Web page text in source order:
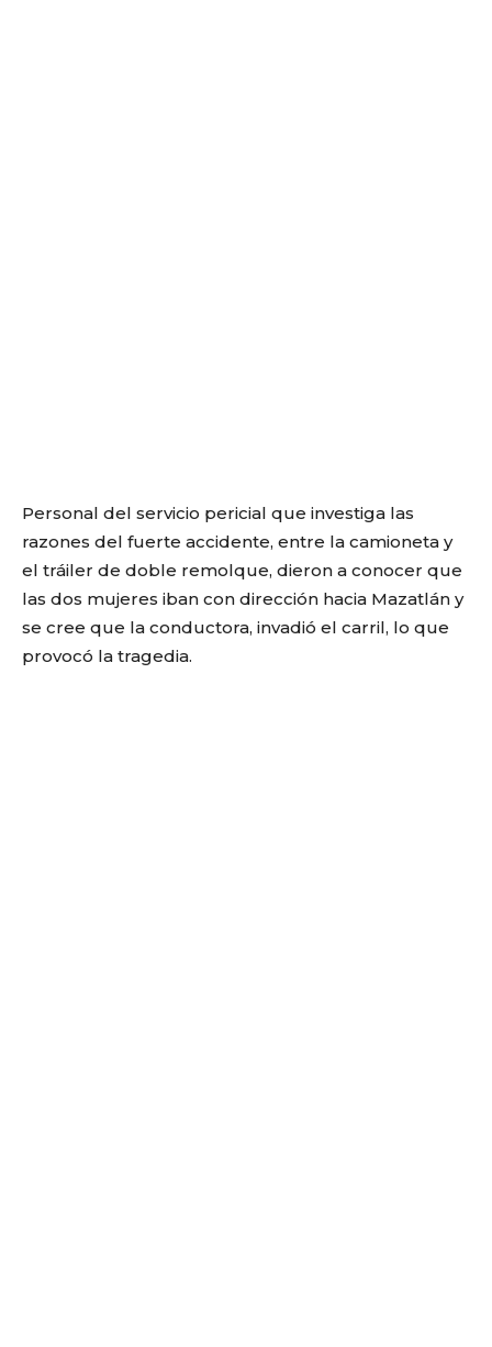
Personal del servicio pericial que investiga las
razones del fuerte accidente, entre la camioneta y
el tráiler de doble remolque, dieron a conocer que
las dos mujeres iban con dirección hacia Mazatlán y
se cree que la conductora, invadió el carril, lo que
provocó la tragedia.